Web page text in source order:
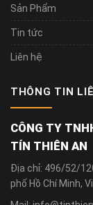
Sản Phẩm
Tin tức
Liên hệ
THÔNG TIN
CÔNG TY
TÍN THIÊN AN
Địa chỉ: 496/52/
phố Hồ Chí Minh,